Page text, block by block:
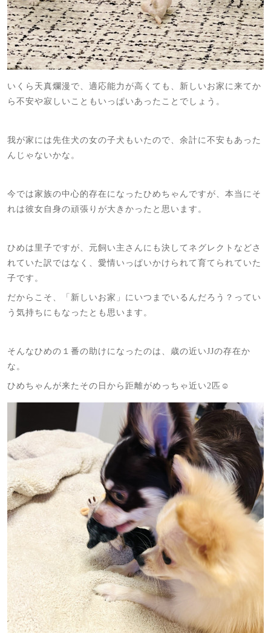
いくら天真爛漫で、適応能力が高くても、新しいお家に来てか
ら不安や寂しいこともいっぱいあったことでしょう。
我が家には先住犬の女の子犬もいたので、余計に不安もあった
んじゃないかな。
今では家族の中心的存在になったひめちゃんですが、本当にそ
れは彼女自身の頑張りが大きかったと思います。
ひめは里子ですが、元飼い主さんにも決してネグレクトなどさ
れていた訳ではなく、愛情いっぱいかけられて育てられていた
子です。
だからこそ、「新しいお家」にいつまでいるんだろう？ってい
う気持ちにもなったとも思います。
そんなひめの１番の助けになったのは、歳の近いJJの存在か
な。
ひめちゃんが来たその日から距離がめっちゃ近い2匹☺️